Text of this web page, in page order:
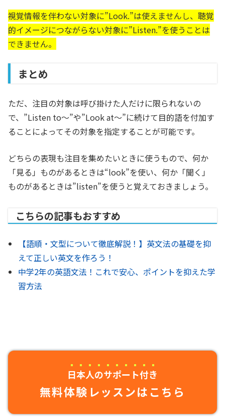
視覚情報を伴わない対象に”Look.”は使えませんし、聴覚
的イメージにつながらない対象に”Listen.”を使うことは
できません。
まとめ
ただ、注目の対象は呼び掛けた人だけに限られないの
で、”Listen to～”や”Look at～”に続けて目的語を付加す
ることによってその対象を指定することが可能です。
どちらの表現も注目を集めたいときに使うもので、何か
「見る」ものがあるときは“look”を使い、何か「聞く」
ものがあるときは”listen”を使うと覚えておきましょう。
こちらの記事もおすすめ
【語順・文型について徹底解説！】英文法の基礎を抑
えて正しい英文を作ろう！
中学2年の英語文法！これで安心、ポイントを抑えた学
習方法
日本人のサポート付き
無料体験レッスンはこちら